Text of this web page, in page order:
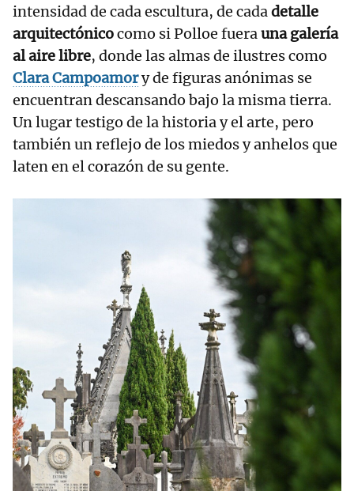
intensidad de cada escultura, de cadadetalle
arquitectónicocomo si Polloe fuerauna galería
al aire libre, donde las almas de ilustres como
Clara Campoamory de figuras anónimas se
encuentran descansando bajo la misma tierra.
Un lugar testigo de la historia y el arte, pero
también un reflejo de los miedos y anhelos que
laten en el corazón de su gente.